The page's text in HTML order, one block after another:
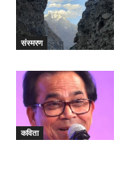
संस्मरण
कविता